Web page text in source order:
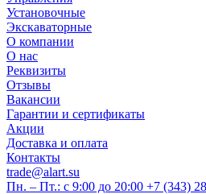
Установочные
Экскаваторные
О компании
О нас
Реквизиты
Отзывы
Вакансии
Гарантии и сертификаты
Акции
Доставка и оплата
Контакты
trade@alart.su
Пн. – Пт.: с 9:00 до 20:00 +7 (343)